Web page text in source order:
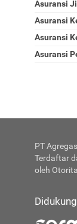
Asuransi
Asuransi
Asuransi
Asuransi
PT
Terdaftar
oleh